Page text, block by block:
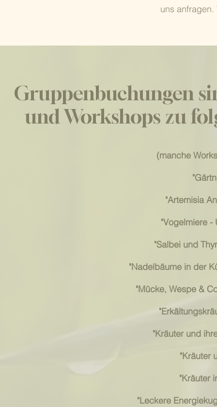
uns
Gruppenbuchungen
und Workshops zu
(manche
"Artemisia
"Vogelmiere -
"Salbei und
"Nadelbäume in der
"Mücke, Wespe &
"Kräuter und
"Kräuter
"Kräuter
"Leckere